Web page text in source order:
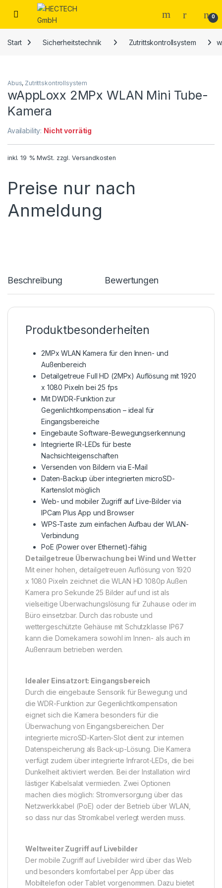
Open 0
Start Sicherheitstechnik Zutrittskontrollsystem
Abus, Zutrittskontrollsystem
wAppLoxx 2MPx WLAN Mini Tube-
Kamera
Availability: Nicht vorrätig
inkl. 19 % MwSt. zzgl. Versandkosten
Preise nur nach
Anmeldung
Beschreibung Bewertungen
Produktbesonderheiten
2MPx WLAN Kamera für den Innen- und
Außenbereich
Detailgetreue Full HD (2MPx) Auflösung mit 1920
x 1080 Pixeln bei 25 fps
Mit DWDR-Funktion zur
Gegenlichtkompensation – ideal für
Eingangsbereiche
Eingebaute Software-Bewegungserkennung
Integrierte IR-LEDs für beste
Nachsichteigenschaften
Versenden von Bildern via E-Mail
Daten-Backup über integrierten microSD-
Kartenslot möglich
Web- und mobiler Zugriff auf Live-Bilder via
IPCam Plus App und Browser
WPS-Taste zum einfachen Aufbau der WLAN-
Verbindung
PoE (Power over Ethernet)-fähig
Detailgetreue Überwachung bei Wind und Wetter
Mit einer hohen, detailgetreuen Auflösung von 1920
x 1080 Pixeln zeichnet die WLAN HD 1080p Außen
Kamera pro Sekunde 25 Bilder auf und ist als
vielseitige Überwachungslösung für Zuhause oder im
Büro einsetzbar. Durch das robuste und
wettergeschützte Gehäuse mit Schutzklasse IP67
kann die Domekamera sowohl im Innen- als auch im
Außenraum betrieben werden.
Idealer Einsatzort: Eingangsbereich
Durch die eingebaute Sensorik für Bewegung und
die WDR-Funktion zur Gegenlichtkompensation
eignet sich die Kamera besonders für die
Überwachung von Eingangsbereichen. Der
integrierte microSD-Karten-Slot dient zur internen
Datenspeicherung als Back-up-Lösung. Die Kamera
verfügt zudem über integrierte Infrarot-LEDs, die bei
Dunkelheit aktiviert werden. Bei der Installation wird
lästiger Kabelsalat vermieden. Zwei Optionen
machen dies möglich: Stromversorgung über das
Netzwerkkabel (PoE) oder der Betrieb über WLAN,
so dass nur das Stromkabel verlegt werden muss.
Weltweiter Zugriff auf Livebilder
Der mobile Zugriff auf Livebilder wird über das Web
und besonders komfortabel per App über das
Mobiltelefon oder Tablet vorgenommen. Dazu bietet